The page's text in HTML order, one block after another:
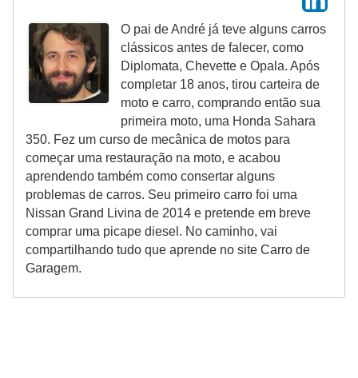
O pai de André já teve alguns carros
clássicos antes de falecer, como
Diplomata, Chevette e Opala. Após
completar 18 anos, tirou carteira de
moto e carro, comprando então sua
primeira moto, uma Honda Sahara
350. Fez um curso de mecânica de motos para
começar uma restauração na moto, e acabou
aprendendo também como consertar alguns
problemas de carros. Seu primeiro carro foi uma
Nissan Grand Livina de 2014 e pretende em breve
comprar uma picape diesel. No caminho, vai
compartilhando tudo que aprende no site Carro de
Garagem.
v
d
a
a
u
t
o
m
o
t